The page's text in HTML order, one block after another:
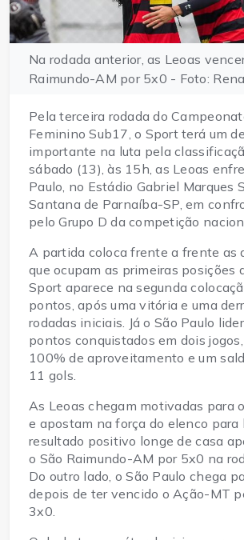
Na rodada anterior, as Leoas
Raimundo-AM por 5x0 - Foto:
Pela terceira rodada do
Feminino Sub17, o Sport terá um
importante na luta pela
sábado (13), às 15h, as Leoas
Paulo, no Estádio Gabriel Marques
Santana de Parnaíba-SP, em
pelo Grupo D da competição
A partida coloca frente a frente as
que ocupam as primeiras posições
Sport aparece na segunda
pontos, após uma vitória e uma
rodadas iniciais. Já o São Paulo
pontos conquistados em dois
100% de aproveitamento e um
11 gols.
As Leoas chegam motivadas para
e apostam na força do elenco para
resultado positivo longe de casa
o São Raimundo-AM por 5x0 na
Do outro lado, o São Paulo chega
depois de ter vencido o Ação-MT
3x0.